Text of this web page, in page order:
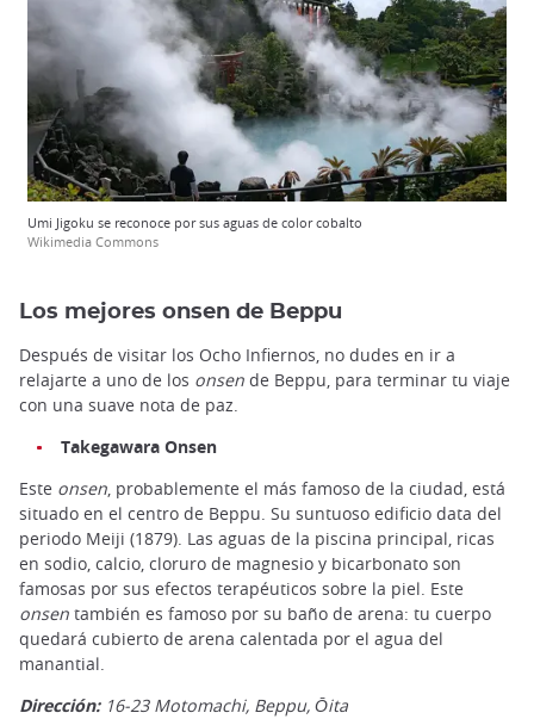
Umi Jigoku se reconoce por sus aguas de color cobalto
Wikimedia Commons
Los mejores onsen de Beppu
Después de visitar los Ocho Infiernos, no dudes en ir a
relajarte a uno de los onsen de Beppu, para terminar tu viaje
con una suave nota de paz.
Takegawara Onsen
Este onsen, probablemente el más famoso de la ciudad, está
situado en el centro de Beppu. Su suntuoso edificio data del
periodo Meiji (1879). Las aguas de la piscina principal, ricas
en sodio, calcio, cloruro de magnesio y bicarbonato son
famosas por sus efectos terapéuticos sobre la piel. Este
onsen también es famoso por su baño de arena: tu cuerpo
quedará cubierto de arena calentada por el agua del
manantial.
Dirección:16-23 Motomachi, Beppu, Ōita